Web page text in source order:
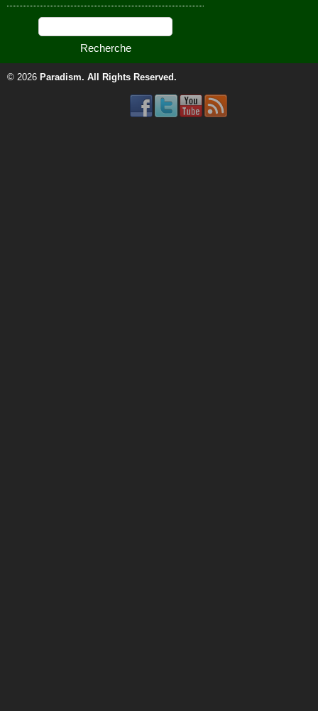
© 2026 Paradism. All Rights Reserved.